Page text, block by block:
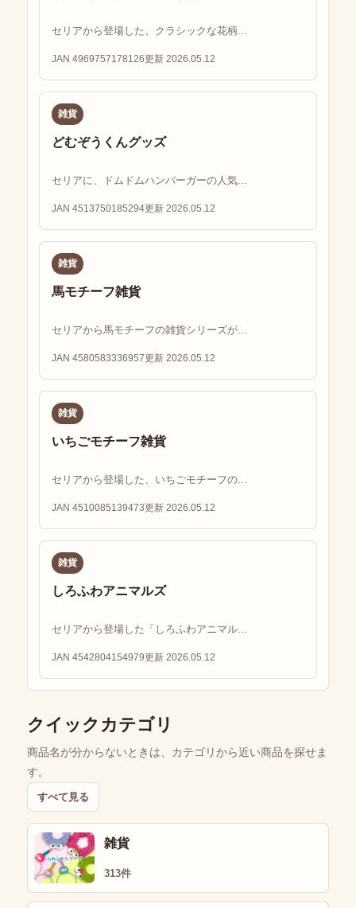
セリアから登場した、クラシックな花柄...
JAN 4969757178126更新 2026.05.12
雑貨
どむぞうくんグッズ
セリアに、ドムドムハンバーガーの人気...
JAN 4513750185294更新 2026.05.12
雑貨
馬モチーフ雑貨
セリアから馬モチーフの雑貨シリーズが...
JAN 4580583336957更新 2026.05.12
雑貨
いちごモチーフ雑貨
セリアから登場した、いちごモチーフの...
JAN 4510085139473更新 2026.05.12
雑貨
しろふわアニマルズ
セリアから登場した「しろふわアニマル...
JAN 4542804154979更新 2026.05.12
クイックカテゴリ
商品名が分からないときは、カテゴリから近い商品を探せま
す。
すべて見る
雑貨
313件